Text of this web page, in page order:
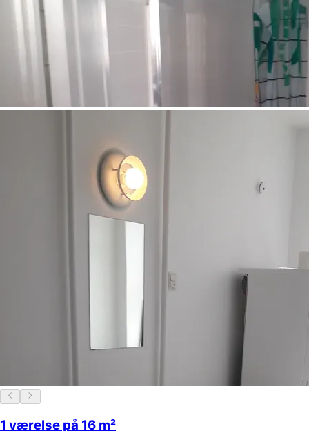
1 værelse på 16 m²